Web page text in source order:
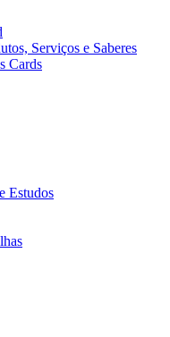
Serviços e Saberes
Cards
Estudos